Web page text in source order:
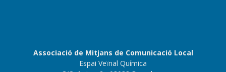
Associació de Mitjans de Comunicació Local
Espai Veïnal Química